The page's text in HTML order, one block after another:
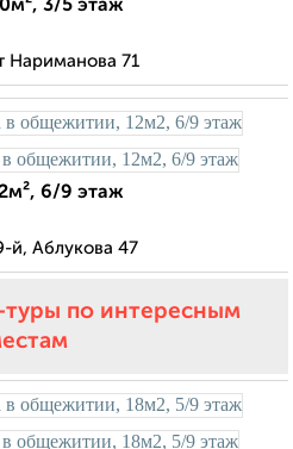
3/5 этаж
Нариманова 71
6/9 этаж
й, Аблукова 47
туры по интересным